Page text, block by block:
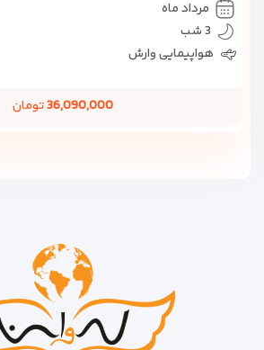
مرداد ماه
3 شب
هواپیمایی وارش
36,090,000تومان